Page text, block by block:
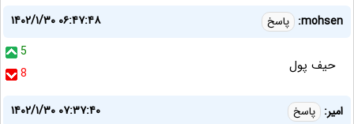
mohsen: پاسخ
۱۴۰۲/۱/۳۰ ۰۶:۴۷:۴۸
5
8
حیف پول
امیر: پاسخ
۱۴۰۲/۱/۳۰ ۰۷:۳۷:۴۰